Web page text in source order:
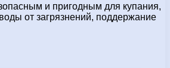
и пригодным для купания,
от загрязнений, поддержание